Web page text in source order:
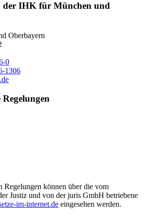
IHK für München und
Oberbayern
0
1306
Regelungen können über die vom
Justiz und von der juris GmbH betriebene
im-internet.de eingesehen werden.